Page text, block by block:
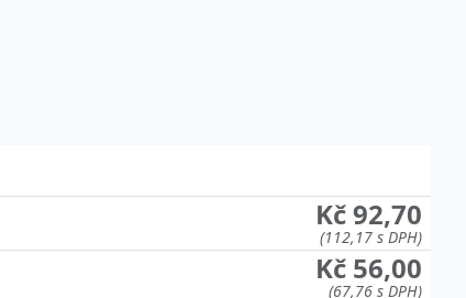
Kč 92,70
(112,17 s DPH)
Kč 56,00
(67,76 s DPH)